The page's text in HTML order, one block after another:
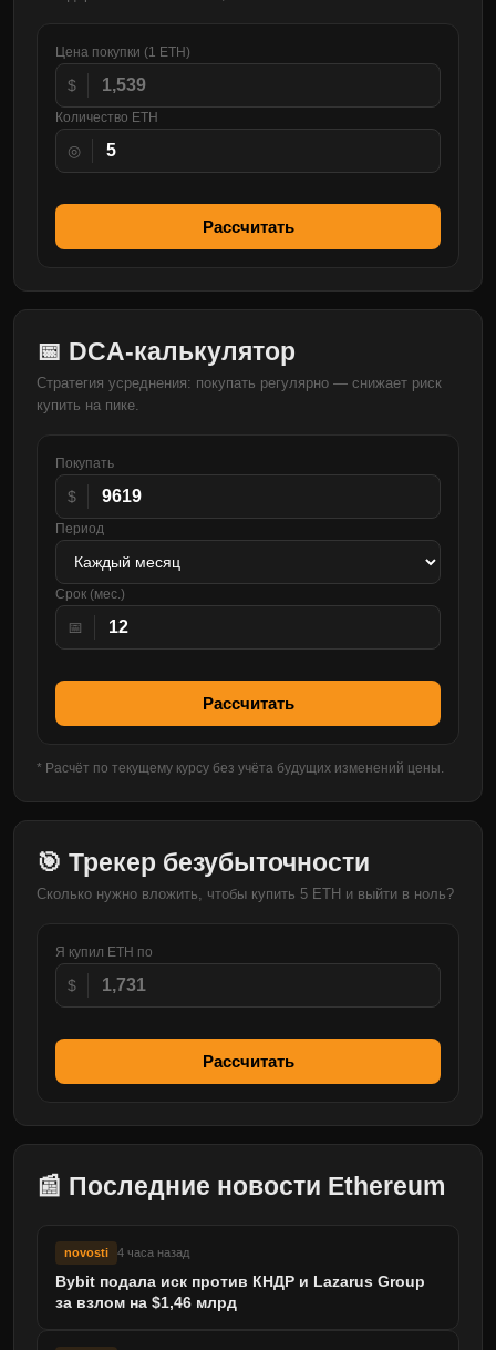
Цена покупки (1 ETH)
$
Количество ETH
◎
Рассчитать
📅 DCA-калькулятор
Стратегия усреднения: покупать регулярно — снижает риск
купить на пике.
Покупать
$
Период
Срок (мес.)
📅
Рассчитать
* Расчёт по текущему курсу без учёта будущих изменений цены.
🎯 Трекер безубыточности
Сколько нужно вложить, чтобы купить 5 ETH и выйти в ноль?
Я купил ETH по
$
Рассчитать
📰 Последние новости Ethereum
novosti 4 часа назад
Bybit подала иск против КНДР и Lazarus Group
за взлом на $1,46 млрд